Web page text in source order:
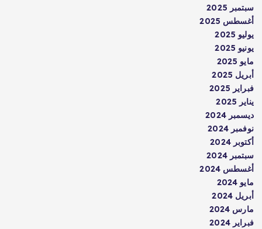
سبتمبر 2025
أغسطس 2025
يوليو 2025
يونيو 2025
مايو 2025
أبريل 2025
فبراير 2025
يناير 2025
ديسمبر 2024
نوفمبر 2024
أكتوبر 2024
سبتمبر 2024
أغسطس 2024
مايو 2024
أبريل 2024
مارس 2024
فبراير 2024